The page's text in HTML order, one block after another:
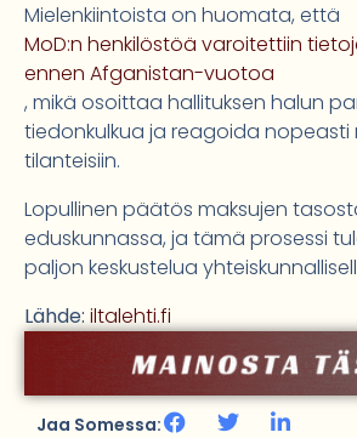
Mielenkiintoista on huomata, että
MoD:n henkilöstöä varoitettiin
ennen Afganistan-vuotoa
, mikä osoittaa hallituksen halun
tiedonkulkua ja reagoida nopeasti
tilanteisiin.
Lopullinen päätös maksujen
eduskunnassa, ja tämä prosessi
paljon keskustelua
Lähde: iltalehti.fi
Jaa Somessa: